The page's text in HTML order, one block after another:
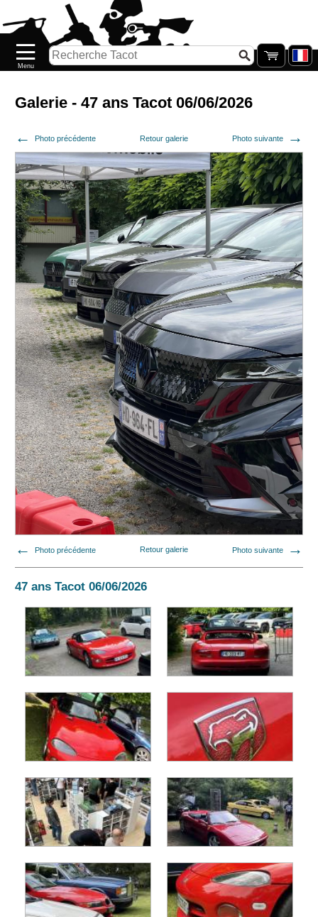
Galerie - 47 ans Tacot 06/06/2026
Photo précédente Retour galerie Photo suivante
Photo précédente Retour galerie Photo suivante
47 ans Tacot 06/06/2026
Nouveautés
Catalogue/Stock
PETITS
PRIX
Réassort
Seconde
main
Galerie